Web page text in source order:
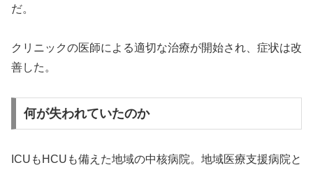
だ。
クリニックの医師による適切な治療が開始され、症状は改
善した。
何が失われていたのか
ICUもHCUも備えた地域の中核病院。地域医療支援病院と